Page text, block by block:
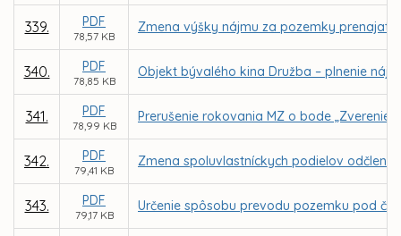
339. PDF
78,57 KB
Zmena výšky nájmu za pozemky prenajaté
340. PDF
78,85 KB
Objekt bývalého kina Družba – plnenie
341. PDF
78,99 KB
Prerušenie rokovania MZ o bode „Zverenie
342. PDF
79,41 KB
Zmena spoluvlastníckych podielov
343. PDF
79,17 KB
Určenie spôsobu prevodu pozemku pod